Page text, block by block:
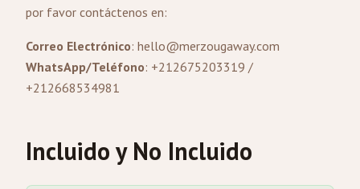
por favor contáctenos en:
Correo Electrónico: hello@merzougaway.com
WhatsApp/Teléfono: +212675203319 /
+212668534981
Incluido y No Incluido